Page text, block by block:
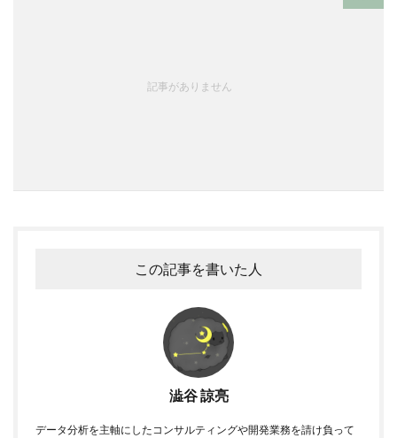
記事がありません
この記事を書いた人
澁谷 諒亮
データ分析を主軸にしたコンサルティングや開発業務を請け負って